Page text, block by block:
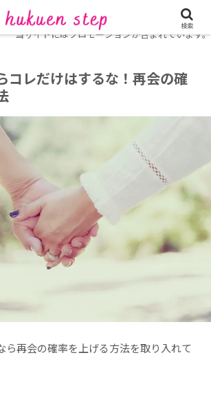
ラム
当サイトにはプロモーションが含まれています。
コレだけはするな！再会の確
ら再会の確率を上げる方法を取り入れて
検索